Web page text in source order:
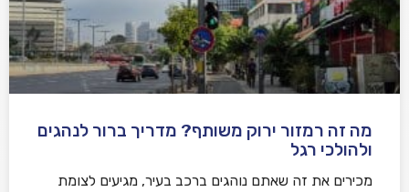
מה זה רמזור ירוק משותף? מדריך ברור לנהגים
ולהולכי רגל
מכירים את זה שאתם נוהגים ברכב בעיר, מגיעים לצומת